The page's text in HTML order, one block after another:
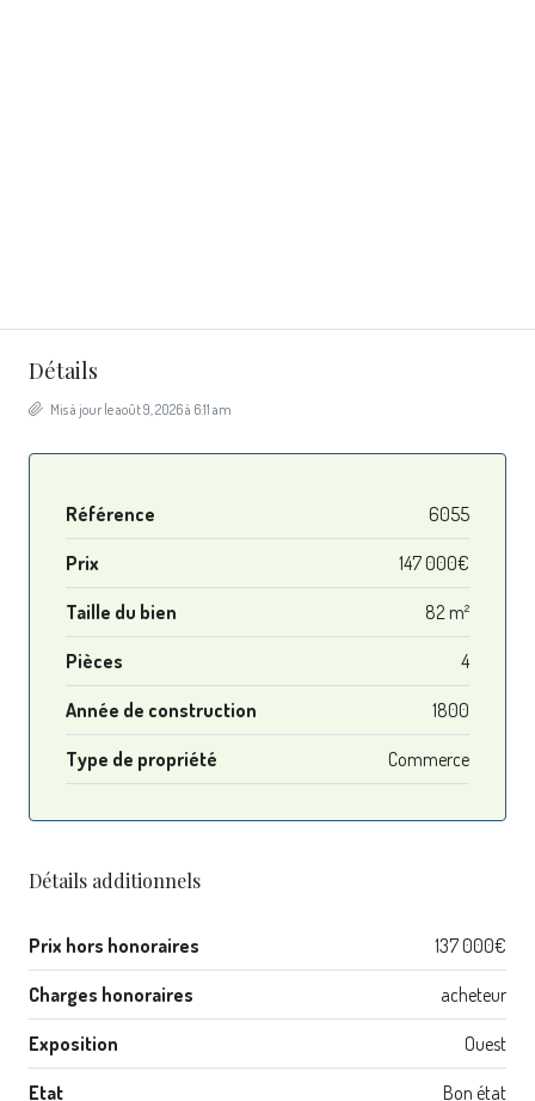
Détails
Mis à jour le août 9, 2026 à 6:11 am
Référence 6055
Prix 147 000€
Taille du bien 82 m²
Pièces 4
Année de construction 1800
Type de propriété Commerce
Détails additionnels
Prix hors honoraires 137 000€
Charges honoraires acheteur
Exposition Ouest
Etat Bon état